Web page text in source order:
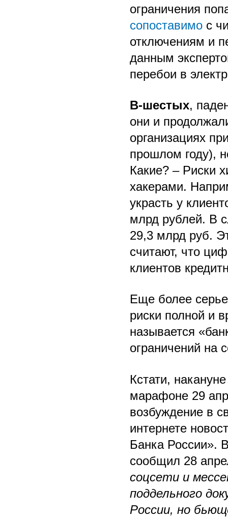
ограничения
сопоставимо с
отключениям и
данным
перебои в
В-шестых,
они и
организациях
прошлом году),
Какие? – Риски
хакерами.
украсть у
млрд рублей. В
29,3 млрд руб.
считают, что
клиентов
Еще более
риски полной и
называется
ограничений на
Кстати,
марафоне 29
возбуждение в
интернете
Банка России».
сообщил 28
соцсети и
поддельного
России, но